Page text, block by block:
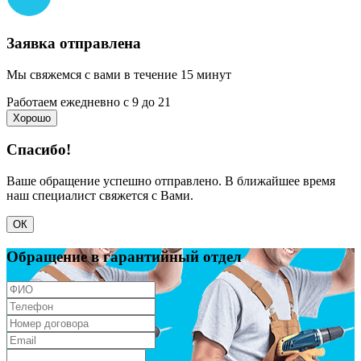
Заявка отправлена
Мы свяжемся с вами в течение 15 минут
Работаем ежедневно с 9 до 21
Хорошо
Спасибо!
Ваше обращение успешно отправлено. В ближайшее время
наш специалист свяжется с Вами.
ОК
Обращение в гарантийный отдел